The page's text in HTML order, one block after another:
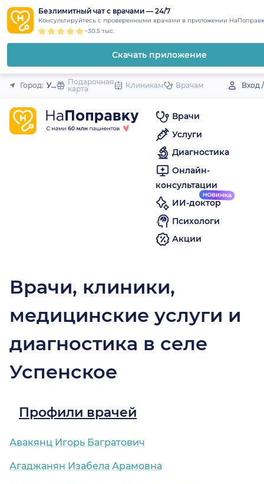
to
content
Безлимитный чат с врачами — 24/7
Консультируйтесь с проверенными врачами в приложении
~30.5 тыс.
Скачать приложение
Закрыть
Город: Успенское (село)
Подарочная
карта
Клиникам Врачам Вход
Врачи
Услуги
Диагностика
Онлайн-
консультации
ИИ-доктор
Психологи
Акции
Врачи, клиники,
медицинские услуги и
диагностика в селе
Успенское
Профили врачей
Авакянц Игорь Багратович
Агаджанян Изабела Арамовна